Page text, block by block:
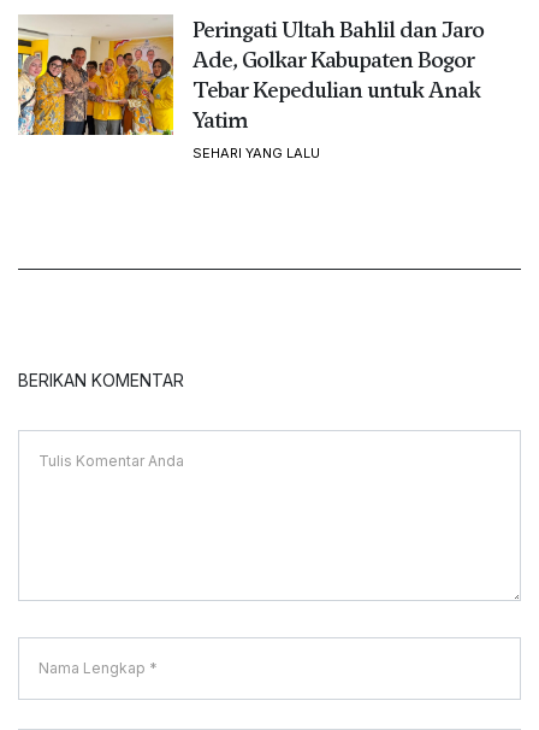
Peringati Ultah Bahlil dan Jaro
Ade, Golkar Kabupaten Bogor
Tebar Kepedulian untuk Anak
Yatim
SEHARI YANG LALU
BERIKAN KOMENTAR